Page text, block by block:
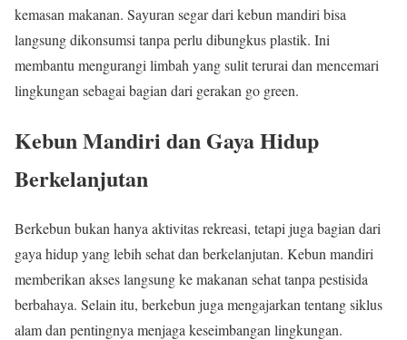
kemasan makanan. Sayuran segar dari kebun mandiri bisa
langsung dikonsumsi tanpa perlu dibungkus plastik. Ini
membantu mengurangi limbah yang sulit terurai dan mencemari
lingkungan sebagai bagian dari gerakan go green.
Kebun Mandiri dan Gaya Hidup
Berkelanjutan
Berkebun bukan hanya aktivitas rekreasi, tetapi juga bagian dari
gaya hidup yang lebih sehat dan berkelanjutan. Kebun mandiri
memberikan akses langsung ke makanan sehat tanpa pestisida
berbahaya. Selain itu, berkebun juga mengajarkan tentang siklus
alam dan pentingnya menjaga keseimbangan lingkungan.